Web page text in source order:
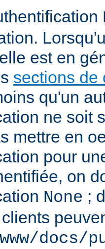
est en
sections de
qu'un
ne soit
mettre en
pour
on
None ;
docs/